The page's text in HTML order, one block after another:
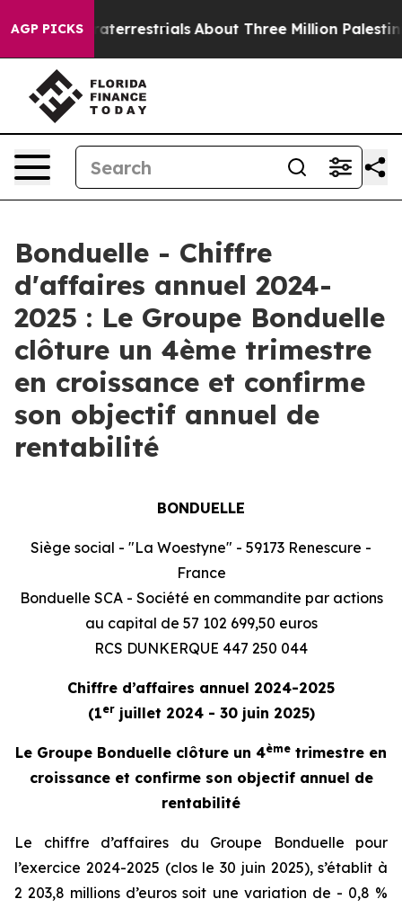
AGP PICKS About Three Million Palestinians in
Bonduelle - Chiffre
d'affaires annuel 2024-
2025 : Le Groupe Bonduelle
clôture un 4ème trimestre
en croissance et confirme
son objectif annuel de
rentabilité
BONDUELLE
Siège social - "La Woestyne" - 59173 Renescure -
France
Bonduelle SCA - Société en commandite par actions
au capital de 57 102 699,50 euros
RCS DUNKERQUE 447 250 044
Chiffre d’affaires annuel 2024-2025
(1erjuillet 2024 - 30 juin 2025)
Le Groupe Bonduelle clôture un 4ème trimestre en
croissance et confirme son objectif annuel de
rentabilité
Le chiffre d’affaires du Groupe Bonduelle pour
l’exercice 2024-2025 (clos le 30 juin 2025), s’établit à
2 203,8 millions d’euros soit une variation de - 0,8 %